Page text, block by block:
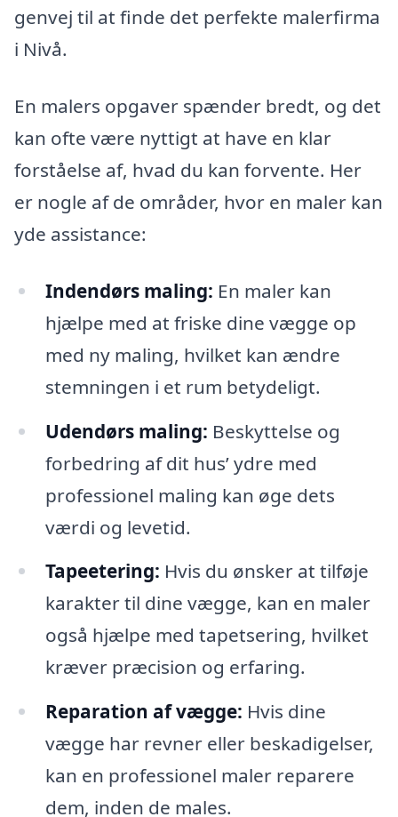
genvej til at finde det perfekte malerfirma
i Nivå.
En malers opgaver spænder bredt, og det
kan ofte være nyttigt at have en klar
forståelse af, hvad du kan forvente. Her
er nogle af de områder, hvor en maler kan
yde assistance:
Indendørs maling: En maler kan
hjælpe med at friske dine vægge op
med ny maling, hvilket kan ændre
stemningen i et rum betydeligt.
Udendørs maling: Beskyttelse og
forbedring af dit hus’ ydre med
professionel maling kan øge dets
værdi og levetid.
Tapeetering: Hvis du ønsker at tilføje
karakter til dine vægge, kan en maler
også hjælpe med tapetsering, hvilket
kræver præcision og erfaring.
Reparation af vægge: Hvis dine
vægge har revner eller beskadigelser,
kan en professionel maler reparere
dem, inden de males.